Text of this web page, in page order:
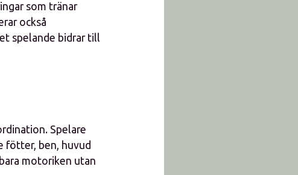
som tränar
också
spelande bidrar till
Spelare
fötter, ben, huvud
motoriken utan